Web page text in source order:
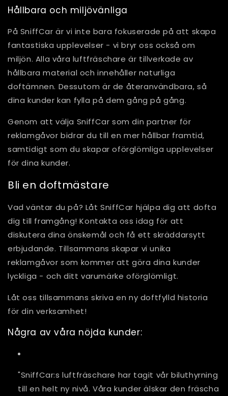
Hållbara och miljövänliga
På SniffCar är vi inte bara fokuserade på att skapa
fantastiska upplevelser - vi bryr oss också om
miljön. Alla våra luftfräschare är tillverkade av
hållbara material och innehåller naturliga
doftämnen. Dessutom är de återanvändbara, så
dina kunder kan fylla på dem gång på gång.
Genom att välja SniffCar som din partner för
reklamgåvor bidrar du till en mer hållbar framtid,
samtidigt som du skapar oförglömliga upplevelser
för dina kunder.
Bli en doftmästare
Vad väntar du på? Låt SniffCar hjälpa dig att dofta
dig till framgång! Kontakta oss idag för att
diskutera dina önskemål och få ett skräddarsytt
erbjudande. Tillsammans skapar vi unika
reklamgåvor som kommer att göra dina kunder
lyckliga - och ditt varumärke oförglömligt.
Låt oss tillsammans skriva en ny doftfylld historia
för din verksamhet!
Några av våra nöjda kunder:
"SniffCar:s luftfräschare har tagit vår biluthyrning
till en helt ny nivå. Våra kunder älskar den fräscha